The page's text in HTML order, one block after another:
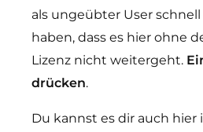
als ungeübter User
haben, dass es hier ohne
Lizenz nicht weitergeht.
drücken.
Du kannst es dir auch hier